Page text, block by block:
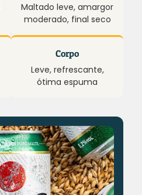
Maltado leve, amargor
moderado, final seco
Corpo
Leve, refrescante,
ótima espuma